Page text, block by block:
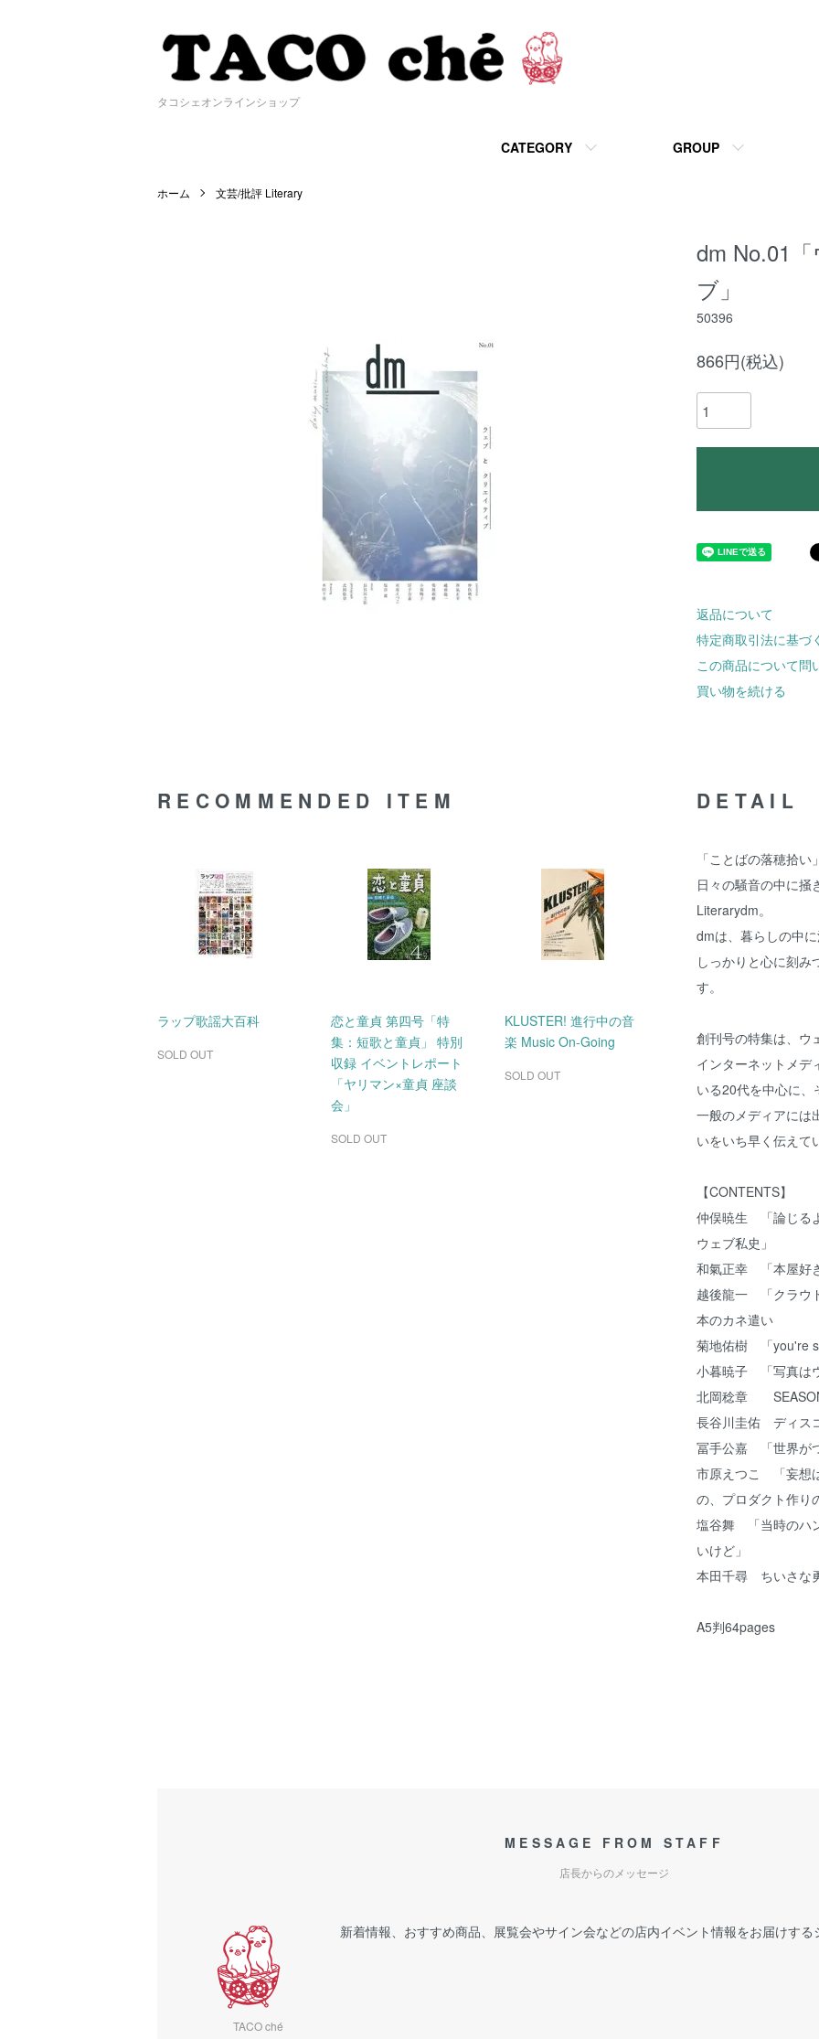
タコシェオンラインショップ
CATEGORY GROUP
ホーム 文芸/批評 Literary
dm No.01
ブ」
50396
866円(税込)
返品について
特定商取引法に基づ
この商品について問
買い物を続ける
DETAIL
「ことばの落穂拾い
日々の騒音の中に掻
Literarydm。
dmは、暮らしの中
しっかりと心に刻
す。
創刊号の特集は、ウ
インターネットメデ
いる20代を中心に、
一般のメディアには
いをいち早く伝えて
【CONTENTS】
仲俣暁生 「論じる
ウェブ私史」
和氣正幸 「本屋好
越後龍一 「クラウ
本のカネ遣い
菊地佑樹 「you're
小暮暁子 「写真は
北岡稔章
長谷川圭佑 ディス
冨手公嘉 「世界が
市原えつこ 「妄想
の、プロダクト作り
塩谷舞 「当時のハ
いけど」
本田千尋 ちいさな
A5判64pages
RECOMMENDED ITEM
ラップ歌謡大百科
SOLD OUT
恋と童貞 第四号「特
集：短歌と童貞」 特別
収録 イベントレポート
「ヤリマン×童貞 座談
会」
SOLD OUT
KLUSTER! 進行中の音
楽 Music On-Going
SOLD OUT
MESSAGE FROM STAFF
店長からのメッセージ
TACO ché
新着情報、おすすめ商品、展覧会やサイン会などの店内イベント情報をお届けする